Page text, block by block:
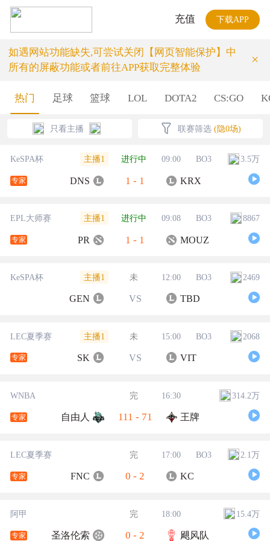
充值 下载APP
如遇网站功能缺失,可尝试关闭【网页智能保护】中
所有的屏蔽功能或者前往APP获取完整体验
×
热门 足球 篮球 LOL DOTA2 CS:GO
只看主播 联赛筛选 (隐0场)
KeSPA杯 主播1 进行中 09:00 BO3 3.5万
专家 DNS 1 - 1 KRX
EPL大师赛 主播1 进行中 09:08 BO3 8867
专家 PR 1 - 1 MOUZ
KeSPA杯 主播1 未 12:00 BO3 2469
GEN VS TBD
LEC夏季赛 主播1 未 15:00 BO3 2068
专家 SK VS VIT
WNBA 完 16:30 314.2万
专家 自由人 111 - 71 王牌
LEC夏季赛 完 17:00 BO3 2.1万
专家 FNC 0 - 2 KC
阿甲 完 18:00 15.4万
专家 圣洛伦索 0 - 2 飓风队